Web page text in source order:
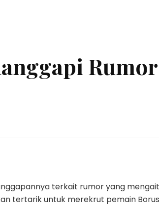
terkait rumor yang
tertarik untuk merekrut pemain